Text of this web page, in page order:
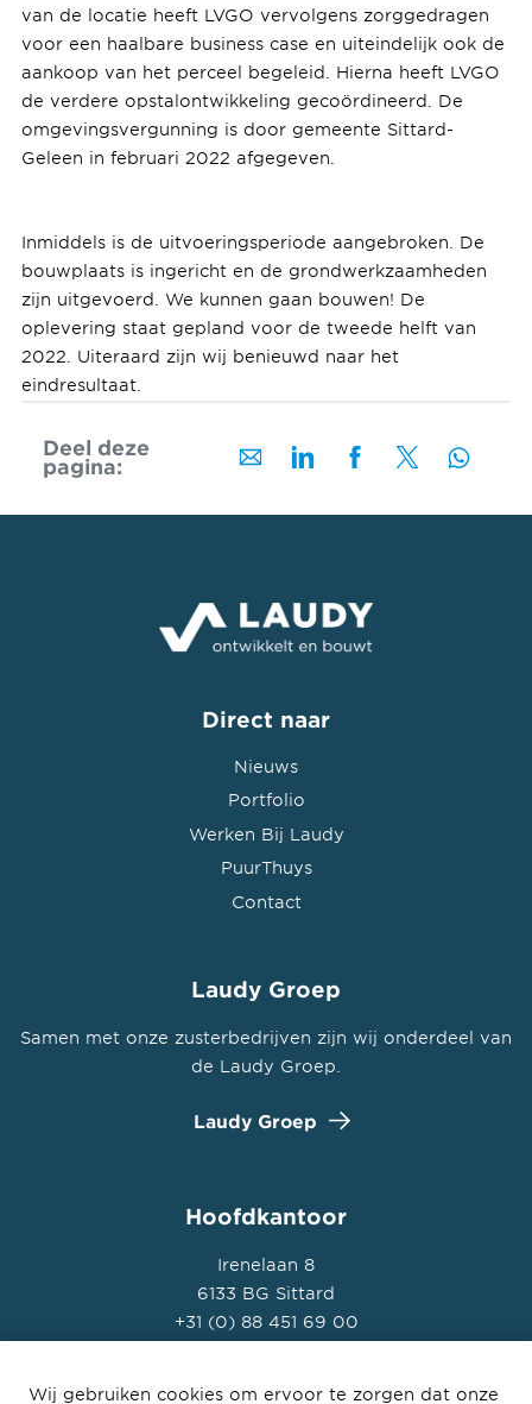
van de locatie heeft LVGO vervolgens zorggedragen
voor een haalbare business case en uiteindelijk ook de
aankoop van het perceel begeleid. Hierna heeft LVGO
de verdere opstalontwikkeling gecoördineerd. De
omgevingsvergunning is door gemeente Sittard-
Geleen in februari 2022 afgegeven.
Inmiddels is de uitvoeringsperiode aangebroken. De
bouwplaats is ingericht en de grondwerkzaamheden
zijn uitgevoerd. We kunnen gaan bouwen! De
oplevering staat gepland voor de tweede helft van
2022. Uiteraard zijn wij benieuwd naar het
eindresultaat.
Deel deze
pagina:
Direct naar
Nieuws
Portfolio
Werken Bij Laudy
PuurThuys
Contact
Laudy Groep
Samen met onze zusterbedrijven zijn wij onderdeel van
de Laudy Groep.
Laudy Groep
Hoofdkantoor
Irenelaan 8
6133 BG Sittard
+31 (0) 88 451 69 00
Wij gebruiken cookies om ervoor te zorgen dat onze